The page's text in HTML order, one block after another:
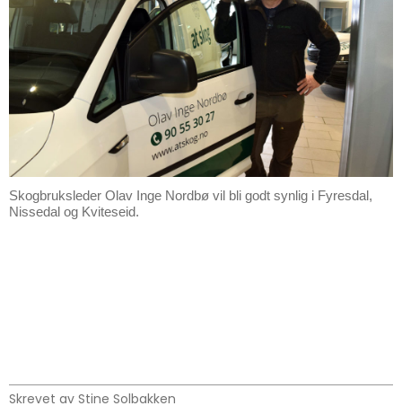
Skogbruksleder Olav Inge Nordbø vil bli godt synlig i Fyresdal,
Nissedal og Kviteseid.
Skrevet av Stine Solbakken